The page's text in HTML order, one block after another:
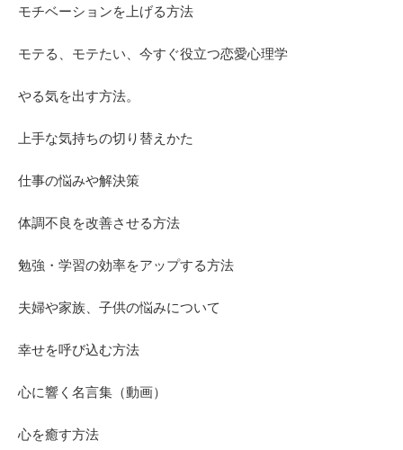
モチベーションを上げる方法
モテる、モテたい、今すぐ役立つ恋愛心理学
やる気を出す方法。
上手な気持ちの切り替えかた
仕事の悩みや解決策
体調不良を改善させる方法
勉強・学習の効率をアップする方法
夫婦や家族、子供の悩みについて
幸せを呼び込む方法
心に響く名言集（動画）
心を癒す方法